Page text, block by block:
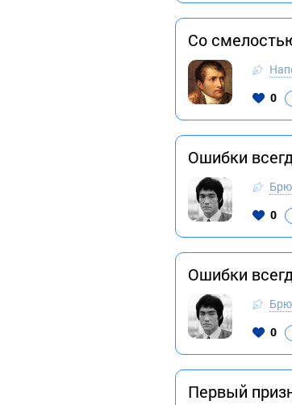
Со
0
Ошибки
0
Ошибки
0
Первый